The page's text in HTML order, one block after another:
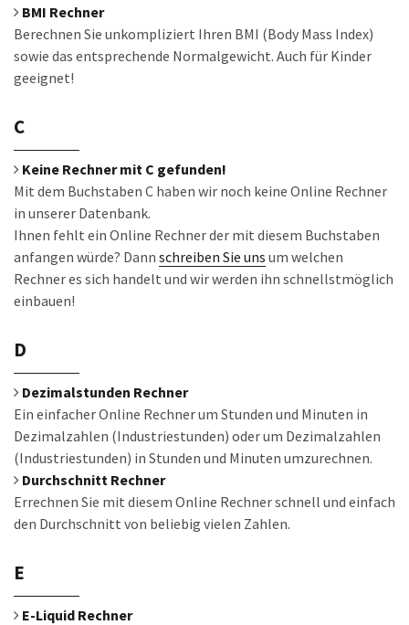
BMI Rechner
Berechnen Sie unkompliziert Ihren BMI (Body Mass Index)
sowie das entsprechende Normalgewicht. Auch für Kinder
geeignet!
C
Keine Rechner mit C gefunden!
Mit dem Buchstaben C haben wir noch keine Online Rechner
in unserer Datenbank.
Ihnen fehlt ein Online Rechner der mit diesem Buchstaben
anfangen würde? Dann schreiben Sie uns um welchen
Rechner es sich handelt und wir werden ihn schnellstmöglich
einbauen!
D
Dezimalstunden Rechner
Ein einfacher Online Rechner um Stunden und Minuten in
Dezimalzahlen (Industriestunden) oder um Dezimalzahlen
(Industriestunden) in Stunden und Minuten umzurechnen.
Durchschnitt Rechner
Errechnen Sie mit diesem Online Rechner schnell und einfach
den Durchschnitt von beliebig vielen Zahlen.
E
E-Liquid Rechner